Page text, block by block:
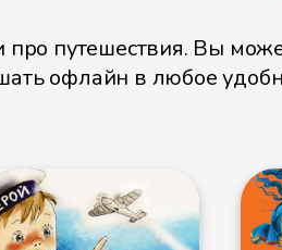
путешествия. Вы
офлайн в любое